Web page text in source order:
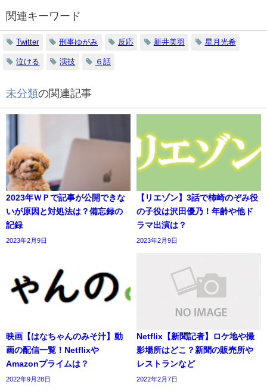
関連キーワード
Twitter 刑事ゆがみ 反応 新井美羽 星月光希
泣ける 演技 ６話
未分類の関連記事
2023年ＷＰで記事が公開できな
いが原因と対処法は？備忘録の
記録
2023年2月9日
【リエゾン】3話で柿崎のぞみ役
の子役は沢田優乃！年齢や他ド
ラマ出演は？
2023年2月9日
映画【はなちゃんのみそ汁】動
画の配信一覧！Netflixや
Amazonプライムは？
2022年9月28日
Netflix【新聞記者】ロケ地や撮
影場所はどこ？新聞の販売所や
レストランなど
2022年2月7日